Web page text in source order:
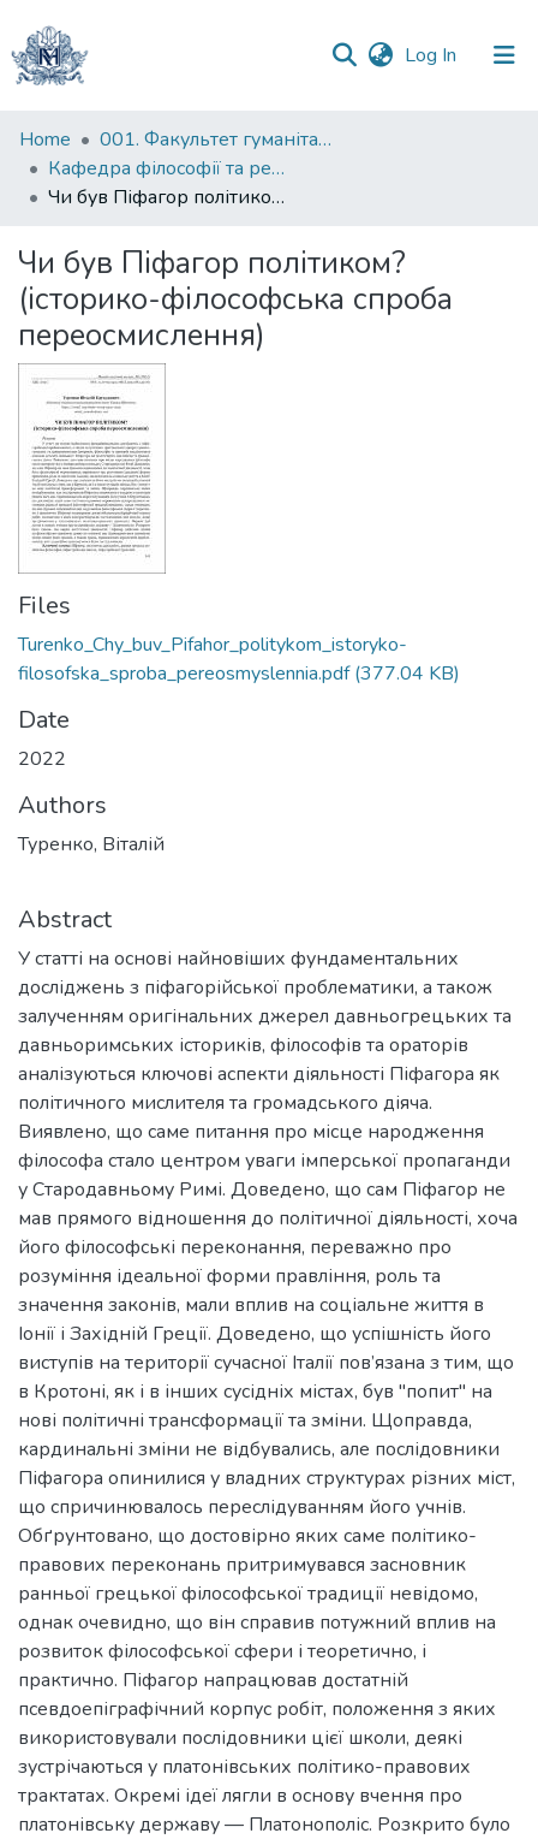
Log In (current)
Communities
&
Collections
Statistics
Home
001. Факультет гуманітарних наук
Кафедра філософії та релігієзнавства
Чи був Піфагор політиком? (історико-філософська спроба переосмислення)
Чи був Піфагор політиком?
(історико-філософська спроба
переосмислення)
Files
Turenko_Chy_buv_Pifahor_politykom_istoryko-
filosofska_sproba_pereosmyslennia.pdf(377.04 KB)
Date
2022
Authors
Туренко, Віталій
Abstract
У статті на основі найновіших фундаментальних
досліджень з піфагорійської проблематики, а також
залученням оригінальних джерел давньогрецьких та
давньоримських істориків, філософів та ораторів
аналізуються ключові аспекти діяльності Піфагора як
політичного мислителя та громадського діяча.
Виявлено, що саме питання про місце народження
філософа стало центром уваги імперської пропаганди
у Стародавньому Римі. Доведено, що сам Піфагор не
мав прямого відношення до політичної діяльності, хоча
його філософські переконання, переважно про
розуміння ідеальної форми правління, роль та
значення законів, мали вплив на соціальне життя в
Іонії і Західній Греції. Доведено, що успішність його
виступів на території сучасної Італії пов’язана з тим, що
в Кротоні, як і в інших сусідніх містах, був "попит" на
нові політичні трансформації та зміни. Щоправда,
кардинальні зміни не відбувались, але послідовники
Піфагора опинилися у владних структурах різних міст,
що спричинювалось переслідуванням його учнів.
Обґрунтовано, що достовірно яких саме політико-
правових переконань притримувався засновник
ранньої грецької філософської традиції невідомо,
однак очевидно, що він справив потужний вплив на
розвиток філософської сфери і теоретично, і
практично. Піфагор напрацював достатній
псевдоепіграфічний корпус робіт, положення з яких
використовували послідовники цієї школи, деякі
зустрічаються у платонівських політико-правових
трактатах. Окремі ідеї лягли в основу вчення про
платонівську державу — Платонополіс. Розкрито було